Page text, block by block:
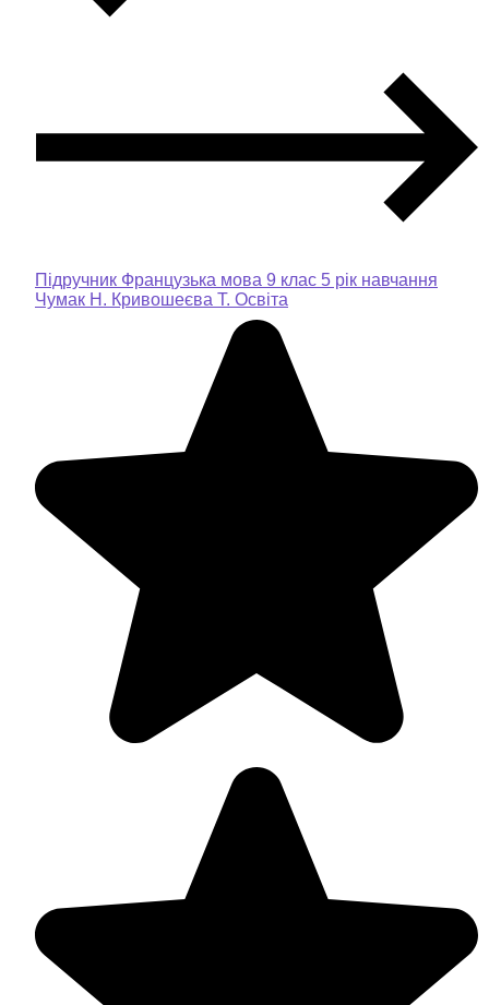
Підручник Французька мова 9 клас 5 рік навчання
Чумак Н. Кривошеєва Т. Освіта